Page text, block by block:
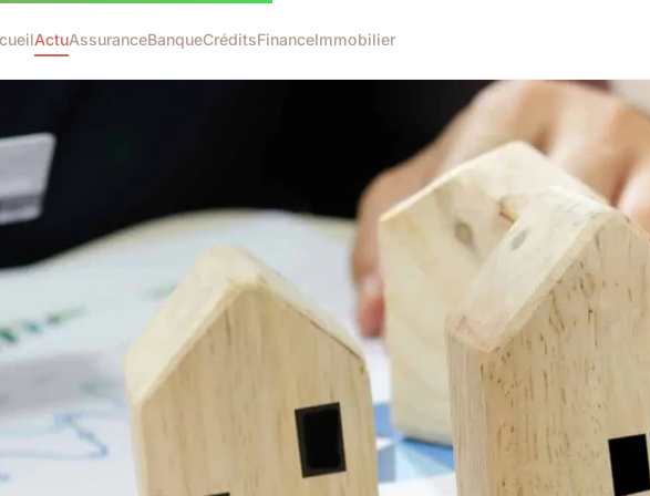
ActuAssuranceBanqueCréditsFinanceImmobilier